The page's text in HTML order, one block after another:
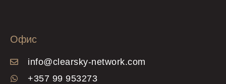
Офис
info@clearsky-network.com
+357 99 953273